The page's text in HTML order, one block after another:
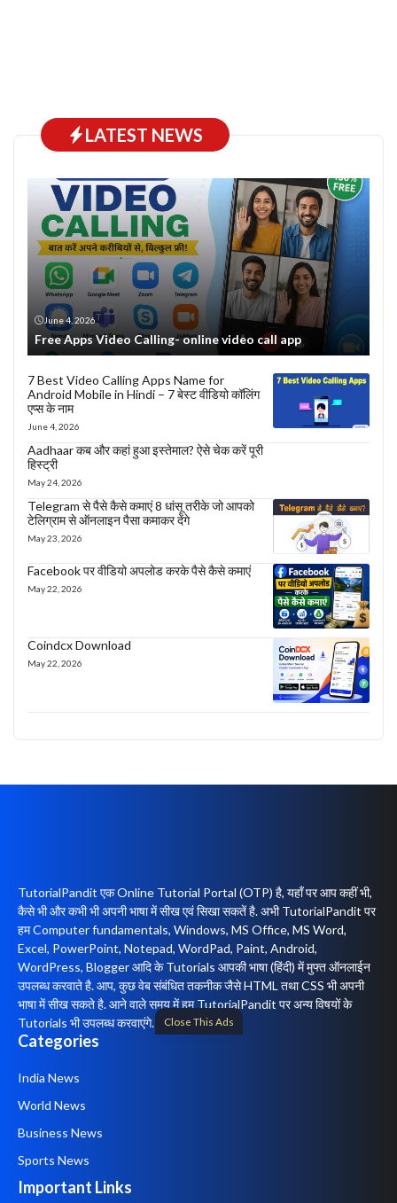
Close This Ads
LATEST NEWS
June 4, 2026
Free Apps Video Calling- online video call app
7 Best Video Calling Apps Name for
Android Mobile in Hindi – 7 बेस्ट वीडियो कॉलिंग
एप्स के नाम
June 4, 2026
Aadhaar कब और कहां हुआ इस्तेमाल? ऐसे चेक करें पूरी
हिस्ट्री
May 24, 2026
Telegram से पैसे कैसे कमाएं 8 धांसू तरीके जो आपको
टेलिग्राम से ऑनलाइन पैसा कमाकर देंगे
May 23, 2026
Facebook पर वीडियो अपलोड करके पैसे कैसे कमाएं
May 22, 2026
Coindcx Download
May 22, 2026
TutorialPandit एक Online Tutorial Portal (OTP) है, यहाँ पर आप कहीं भी,
कैसे भी और कभी भी अपनी भाषा में सीख एवं सिखा सकतें है. अभी TutorialPandit पर
हम Computer fundamentals, Windows, MS Office, MS Word,
Excel, PowerPoint, Notepad, WordPad, Paint, Android,
WordPress, Blogger आदि के Tutorials आपकी भाषा (हिंदी) में मुफ्त ऑनलाईन
उपलब्ध करवाते है. आप, कुछ वेब संबंधित तकनीक जैसे HTML तथा CSS भी अपनी
भाषा में सीख सकते है. आने वाले समय में हम TutorialPandit पर अन्य विषयों के
Tutorials भी उपलब्ध करवाएंगे.
Categories
India News
World News
Business News
Sports News
Important Links